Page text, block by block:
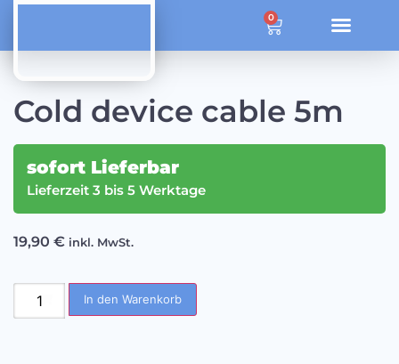
0
Cold device cable 5m
sofort Lieferbar
Lieferzeit 3 bis 5 Werktage
19,90 € inkl. MwSt.
In den Warenkorb